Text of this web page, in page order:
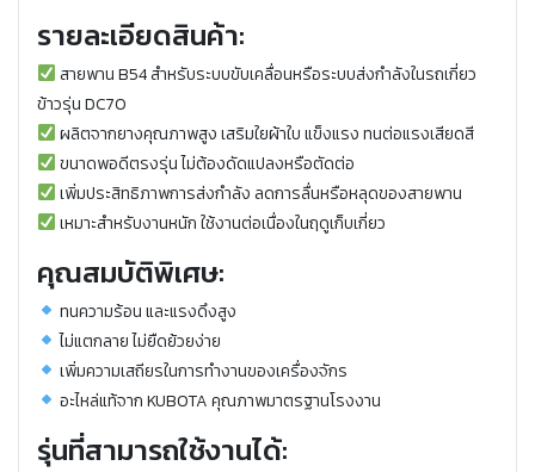
รายละเอียดสินค้า:
สายพาน B54 สำหรับระบบขับเคลื่อนหรือระบบส่งกำลังในรถเกี่ยว
ข้าวรุ่น DC70
ผลิตจากยางคุณภาพสูง เสริมใยผ้าใบ แข็งแรง ทนต่อแรงเสียดสี
ขนาดพอดีตรงรุ่น ไม่ต้องดัดแปลงหรือตัดต่อ
เพิ่มประสิทธิภาพการส่งกำลัง ลดการลื่นหรือหลุดของสายพาน
เหมาะสำหรับงานหนัก ใช้งานต่อเนื่องในฤดูเก็บเกี่ยว
คุณสมบัติพิเศษ:
ทนความร้อน และแรงดึงสูง
ไม่แตกลาย ไม่ยืดย้วยง่าย
เพิ่มความเสถียรในการทำงานของเครื่องจักร
อะไหล่แท้จาก KUBOTA คุณภาพมาตรฐานโรงงาน
รุ่นที่สามารถใช้งานได้: